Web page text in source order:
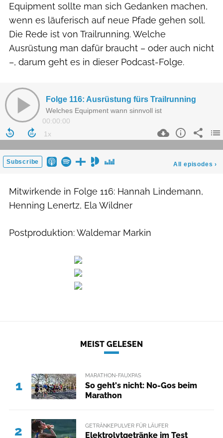
Equipment sollte man sich Gedanken machen,
wenn es läuferisch auf neue Pfade gehen soll.
Die Rede ist von Trailrunning. Welche
Ausrüstung man dafür braucht – oder auch nicht
–, darum geht es in dieser Podcast-Folge.
Mitwirkende in Folge 116: Hannah Lindemann,
Henning Lenertz, Ela Wildner
Postproduktion: Waldemar Markin
MEIST GELESEN
1
MARATHON-FAUXPAS
So geht's nicht: No-Gos beim
Marathon
2 GETRÄNKEPULVER FÜR LÄUFER
Elektrolytgetränke im Test